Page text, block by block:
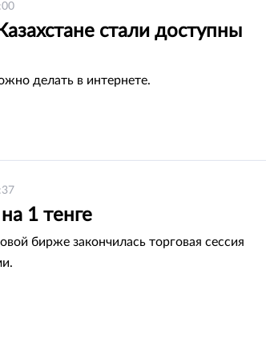
стали доступны
делать в интернете.
1 тенге
бирже закончилась торговая сессия